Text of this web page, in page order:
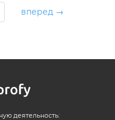
вперед →
деятельность: